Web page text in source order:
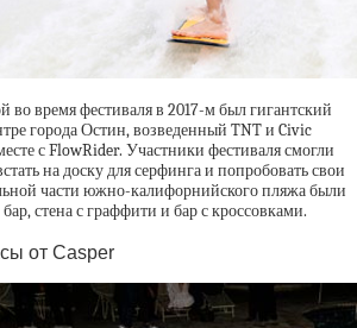
время фестиваля в 2017-м был гигантский
города Остин, возведенный TNT и Civic
с FlowRider. Участники фестиваля смогли
на доску для серфинга и попробовать свои
части южно-калифорнийского пляжа были
стена с граффити и бар с кроссовками.
от Casper